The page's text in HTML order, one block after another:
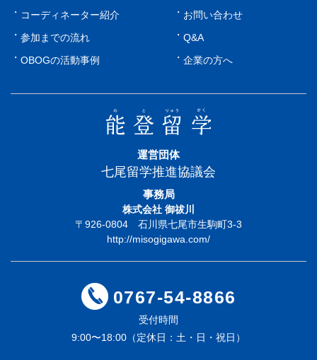
コーディネーター紹介
参加までの流れ
OBOGの活動事例
お問い合わせ
Q&A
企業の方へ
運営団体
七尾留学推進協議会
事務局
株式会社 御祓川
〒926-0804 石川県七尾市生駒町3-3
http://misogigawa.com/
0767-54-8866
受付時間
9:00〜18:00（定休日：土・日・祝日）